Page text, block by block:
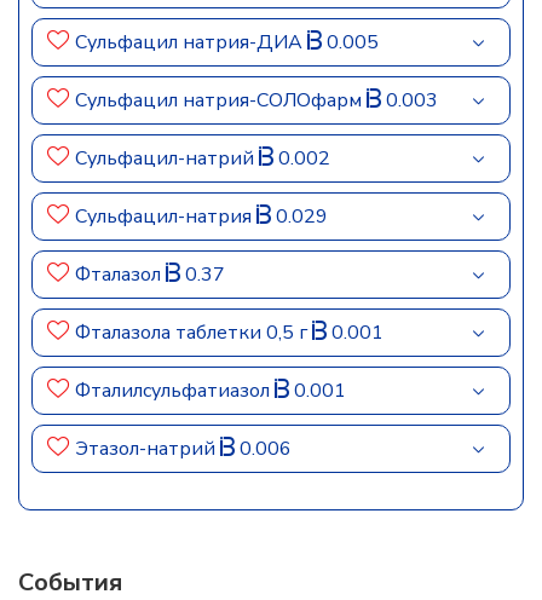
Сульфацил натрия-ДИА 0.005
Сульфацил натрия-СОЛОфарм 0.003
Сульфацил-натрий 0.002
Сульфацил-натрия 0.029
Фталазол 0.37
Фталазола таблетки 0,5 г 0.001
Фталилсульфатиазол 0.001
Этазол-натрий 0.006
События